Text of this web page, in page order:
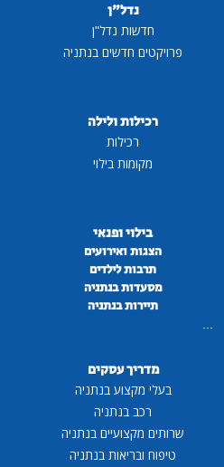
נדל"ן
חדשות נדל"ן
פרויקטים חדשים בנתניה
רכילות ולילה
רכילות
מקומות בילוי
בילוי ופנאי
הצגות ואירועים
תרבות לילדים
מסעדות בנתניה
תיירות בנתניה
...
מדריך עסקים
בעלי מקצוע בנתניה
רכב בנתניה
שרותים מקצועיים בנתניה
טיפוח ובריאות בנתניה